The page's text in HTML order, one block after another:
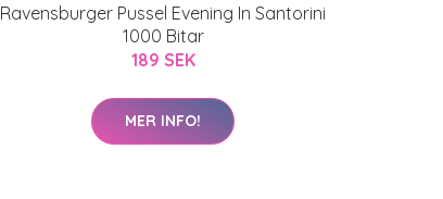
Ravensburger Pussel Evening In Santorini
1000 Bitar
189 SEK
MER INFO!